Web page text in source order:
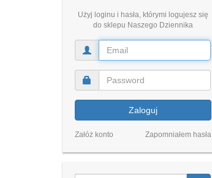
Użyj loginu i hasła, którymi logujesz się
do sklepu Naszego Dziennika
Zaloguj
Załóż konto Zapomniałem hasła